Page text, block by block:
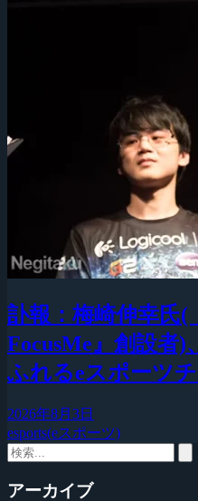
訃報：梅崎伸幸氏(
FocusMe』創設者)
ふれるeスポーツ
2026年8月3日
esports(eスポーツ)
アーカイブ